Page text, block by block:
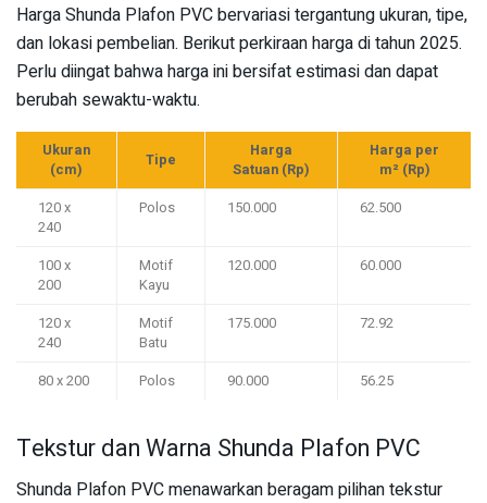
Harga Shunda Plafon PVC bervariasi tergantung ukuran, tipe,
dan lokasi pembelian. Berikut perkiraan harga di tahun 2025.
Perlu diingat bahwa harga ini bersifat estimasi dan dapat
berubah sewaktu-waktu.
Ukuran
(cm)
Tipe
Harga
Satuan (Rp)
Harga per
m² (Rp)
120 x
240
Polos 150.000 62.500
100 x
200
Motif
Kayu
120.000 60.000
120 x
240
Motif
Batu
175.000 72.92
80 x 200 Polos 90.000 56.25
Tekstur dan Warna Shunda Plafon PVC
Shunda Plafon PVC menawarkan beragam pilihan tekstur